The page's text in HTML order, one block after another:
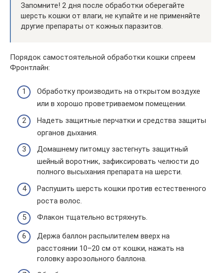
Запомните! 2 дня после обработки оберегайте
шерсть кошки от влаги, не купайте и не применяйте
другие препараты от кожных паразитов.
Порядок самостоятельной обработки кошки спреем
Фронтлайн:
Обработку производить на открытом воздухе
или в хорошо проветриваемом помещении.
Надеть защитные перчатки и средства защиты
органов дыхания.
Домашнему питомцу застегнуть защитный
шейный воротник, зафиксировать челюсти до
полного высыхания препарата на шерсти.
Распушить шерсть кошки против естественного
роста волос.
Флакон тщательно встряхнуть.
Держа баллон распылителем вверх на
расстоянии 10–20 см от кошки, нажать на
головку аэрозольного баллона.